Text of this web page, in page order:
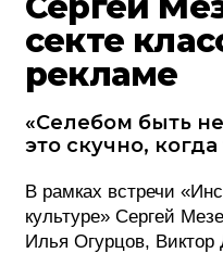
секте
рекламе
«Селебом быть
это скучно,
В рамках встречи
культуре» Сергей
Илья Огурцов,